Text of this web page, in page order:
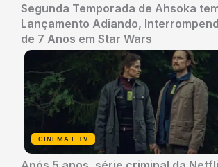
Segunda Temporada de Ahsoka
Lançamento Adiando,
de 7 Anos em Star Wars
CINEMA E TV